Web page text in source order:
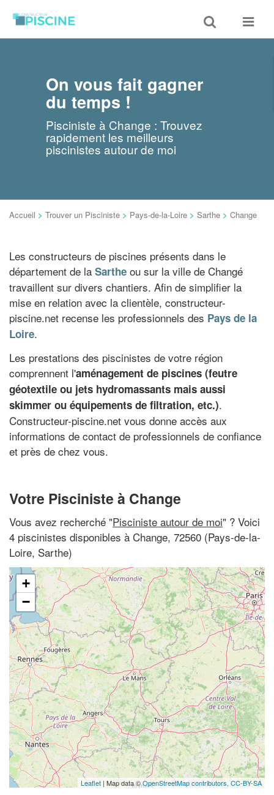
Toggle
search
Toggle
On vous fait gagner
du temps !
Pisciniste à Change : Trouvez
rapidement les meilleurs
piscinistes autour de moi
Accueil > Trouver un Pisciniste > Pays-de-la-Loire > Sarthe > Change
Les constructeurs de piscines présents dans le
département de la Sarthe ou sur la ville de Changé
travaillent sur divers chantiers. Afin de simplifier la
mise en relation avec la clientèle, constructeur-
piscine.net recense les professionnels des Pays de la
Loire.
Les prestations des piscinistes de votre région
comprennent l'aménagement de piscines (feutre
géotextile ou jets hydromassants mais aussi
skimmer ou équipements de filtration, etc.).
Constructeur-piscine.net vous donne accès aux
informations de contact de professionnels de confiance
et près de chez vous.
Votre Pisciniste à Change
Vous avez recherché "Pisciniste autour de moi" ? Voici
4 piscinistes disponibles à Change, 72560 (Pays-de-la-
Loire, Sarthe)
+
−
Leaflet | Map data ©OpenStreetMap contributors, CC-BY-SA